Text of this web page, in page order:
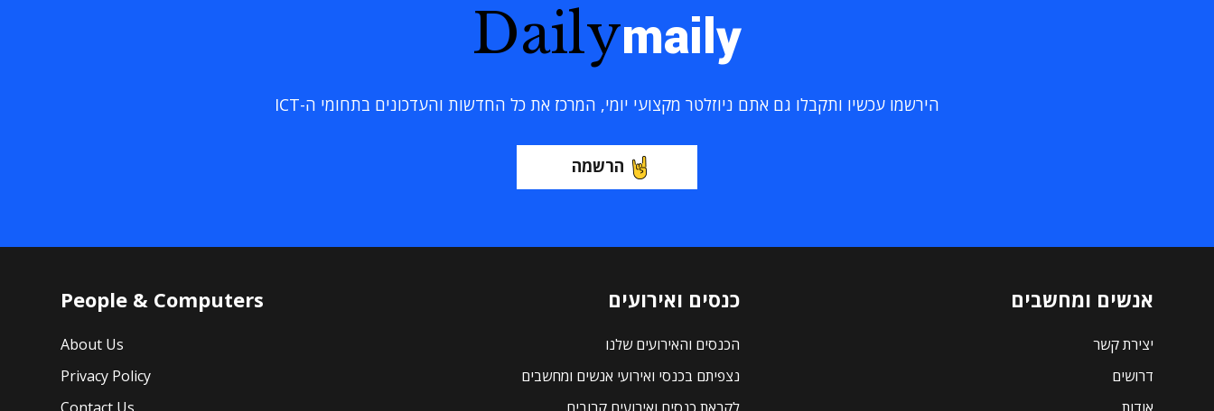
Dailymaily
הירשמו עכשיו ותקבלו גם אתם ניוזלטר מקצועי יומי, המרכז את כל החדשות והעדכונים בתחומי ה-ICT
הרשמה
אנשים ומחשבים
יצירת קשר
דרושים
כנסים ואירועים
הכנסים והאירועים שלנו
נצפיתם בכנסי ואירועי אנשים ומחשבים
People & Computers
About Us
Privacy Policy